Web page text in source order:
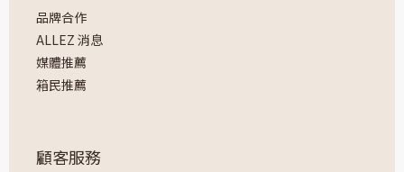
品牌合作
ALLEZ 消息
媒體推薦
箱民推薦
顧客服務